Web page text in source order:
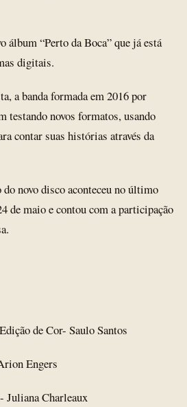
álbum “Perto da Boca” que já está
digitais.
a banda formada em 2016 por
testando novos formatos, usando
contar suas histórias através da
do novo disco aconteceu no último
de maio e contou com a participação
de Cor- Saulo Santos
Engers
Juliana Charleaux